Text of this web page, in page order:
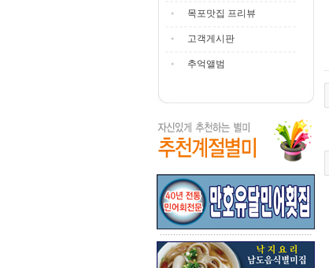
목포맛집 프리뷰
고객게시판
추억앨범